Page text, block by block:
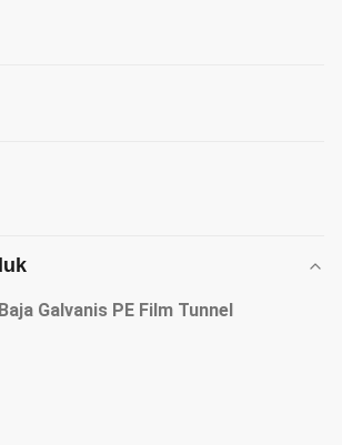
Galvanis PE Film Tunnel